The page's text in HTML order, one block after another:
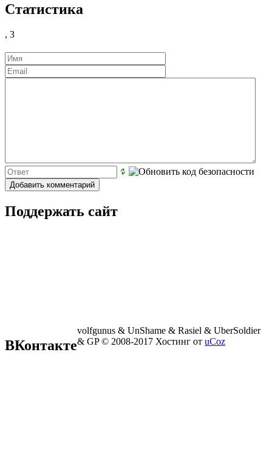
Статистика
, 3
Поддержать сайт
ВКонтакте
volfgunus & UnShame & Rasiel & UberSoldier
& GP © 2008-2017 Хостинг от uCoz